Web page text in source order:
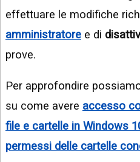
effettuare le modifiche
amministratore e di
prove.
Per approfondire
su come avere accesso
file e cartelle in Windows
permessi delle cartelle